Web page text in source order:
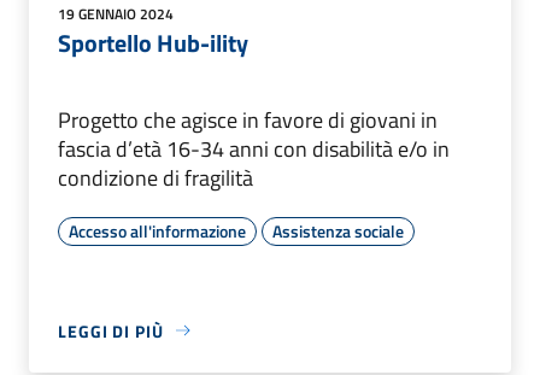
19 GENNAIO 2024
Sportello Hub-ility
Progetto che agisce in favore di giovani in
fascia d’età 16-34 anni con disabilità e/o in
condizione di fragilità
Accesso all'informazione Assistenza sociale
LEGGI DI PIÙ